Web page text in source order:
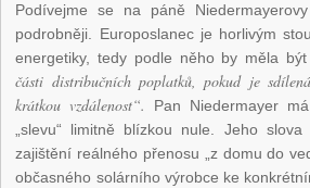
Podívejme se na páně
podrobněji. Europoslanec je horlivým
energetiky, tedy podle něho by měla být
části distribučních poplatků, pokud je
krátkou vzdálenost“.
Pan Niedermayer
„slevu“ limitně blízkou nule. Jeho
zajištění reálného přenosu „z domu do
občasného solárního výrobce ke